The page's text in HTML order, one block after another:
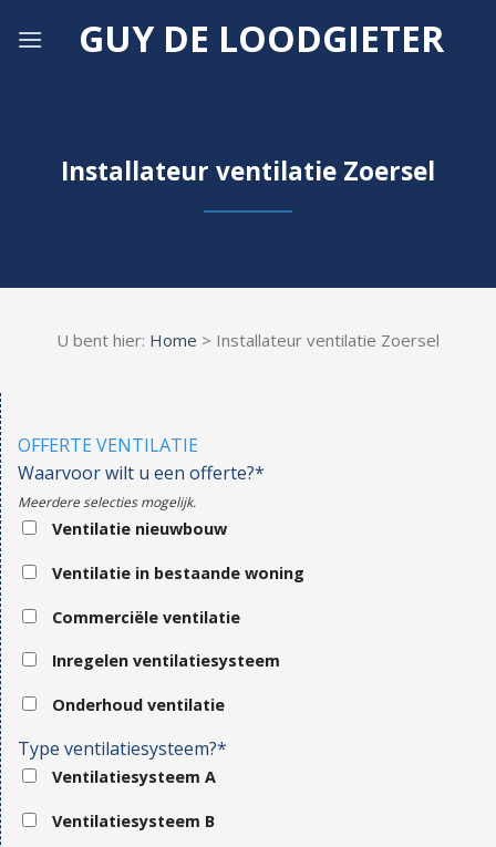
GUY DE LOODGIETER
Installateur ventilatie Zoersel
U bent hier: Home > Installateur ventilatie Zoersel
OFFERTE VENTILATIE
Waarvoor wilt u een offerte?*
Meerdere selecties mogelijk.
Ventilatie nieuwbouw
Ventilatie in bestaande woning
Commerciële ventilatie
Inregelen ventilatiesysteem
Onderhoud ventilatie
Type ventilatiesysteem?*
Ventilatiesysteem A
Ventilatiesysteem B